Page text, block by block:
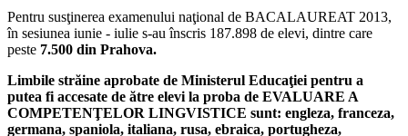
Pentru susţinerea examenului naţional de BACALAUREAT 2013,
în sesiunea iunie - iulie s-au înscris 187.898 de elevi, dintre care
peste 7.500 din Prahova.
Limbile străine aprobate de Ministerul Educaţiei pentru a
putea fi accesate de ătre elevi la proba de EVALUARE A
COMPETENŢELOR LINGVISTICE sunt: engleza, franceza,
germana, spaniola, italiana, rusa, ebraica, portugheza,